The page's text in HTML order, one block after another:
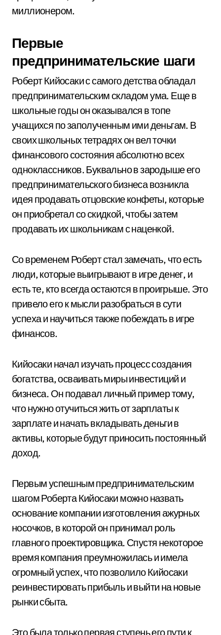
миллионером.
Первые
предпринимательские шаги
Роберт Кийосаки с самого детства обладал
предпринимательским складом ума. Еще в
школьные годы он оказывался в топе
учащихся по заполученным ими деньгам. В
своих школьных тетрадях он вел точки
финансового состояния абсолютно всех
одноклассников. Буквально в зародыше его
предпринимательского бизнеса возникла
идея продавать отцовские конфеты, которые
он приобретал со скидкой, чтобы затем
продавать их школьникам с наценкой.
Со временем Роберт стал замечать, что есть
люди, которые выигрывают в игре денег, и
есть те, кто всегда остаются в проигрыше. Это
привело его к мысли разобраться в сути
успеха и научиться также побеждать в игре
финансов.
Кийосаки начал изучать процесс создания
богатства, осваивать миры инвестиций и
бизнеса. Он подавал личный пример тому,
что нужно отучиться жить от зарплаты к
зарплате и начать вкладывать деньги в
активы, которые будут приносить постоянный
доход.
Первым успешным предпринимательским
шагом Роберта Кийосаки можно назвать
основание компании изготовления ажурных
носочков, в которой он принимал роль
главного проектировщика. Спустя некоторое
время компания преумножилась и имела
огромный успех, что позволило Кийосаки
реинвестировать прибыль и выйти на новые
рынки сбыта.
Это была только первая ступень его пути к